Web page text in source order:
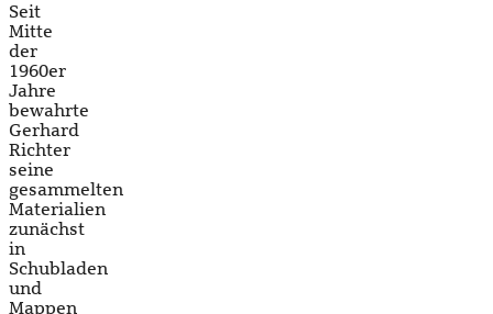
Seit
Mitte
der
1960er
Jahre
bewahrte
Gerhard
Richter
seine
gesammelten
Materialien
zunächst
in
Schubladen
und
Mappen